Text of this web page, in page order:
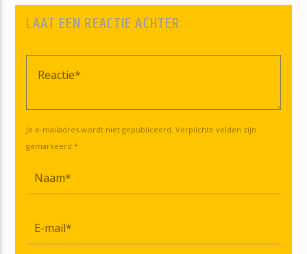
LAAT EEN REACTIE ACHTER
Je e-mailadres wordt niet gepubliceerd. Verplichte velden zijn
gemarkeerd *